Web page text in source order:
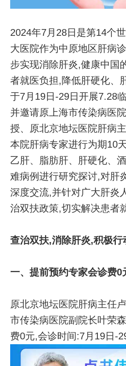
2024年7月28日是第14个
大医院作为中原地区肝病
步实现消除肝炎,健康中国
者就医负担,降低肝硬化、
于7月19日-29日开展7.28
并邀请原上海市传染病医
授、原北京地坛医院肝病
本院肝病专家进行为期10
乙肝、脂肪肝、肝硬化、
难病例进行研究探讨,对肝
深度交流,并针对广大肝炎
治双扶政策,切实解决患者
查治双扶,消除肝炎,积极行
一、提前预约专家会诊费0
原北京地坛医院肝病主任
市传染病医院副院长叶荣
费0元,会诊时间:7月19日-